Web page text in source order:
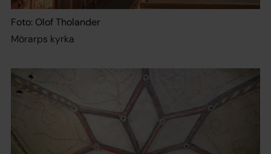
Foto: Olof Tholander
Mörarps kyrka